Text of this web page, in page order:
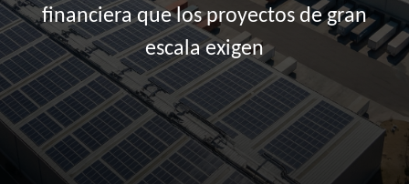
financiera que los proyectos de gran
escala exigen